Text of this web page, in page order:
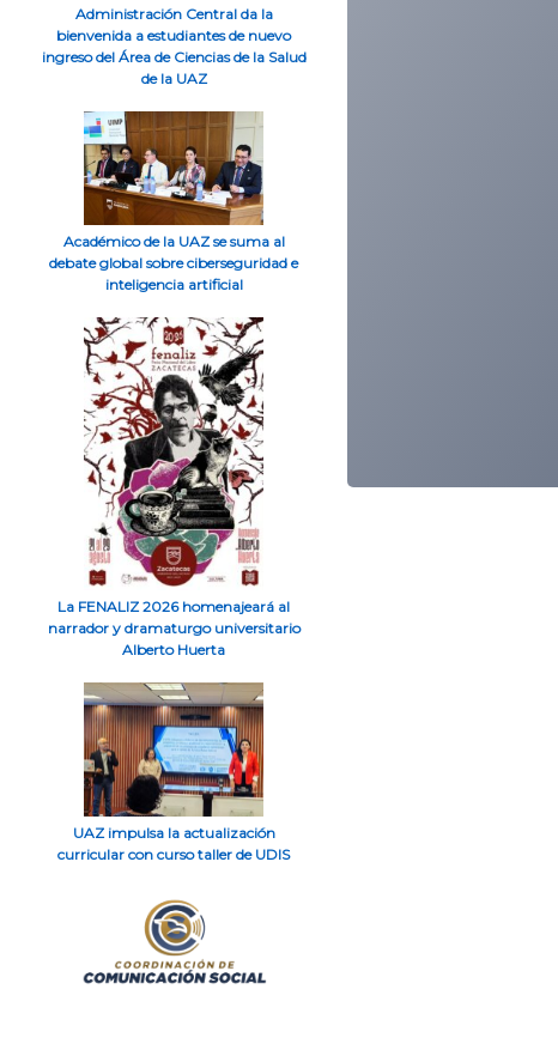
Administración Central da la
bienvenida a estudiantes de nuevo
ingreso del Área de Ciencias de la Salud
de la UAZ
Académico de la UAZ se suma al
debate global sobre ciberseguridad e
inteligencia artificial
La FENALIZ 2026 homenajeará al
narrador y dramaturgo universitario
Alberto Huerta
UAZ impulsa la actualización
curricular con curso taller de UDIS